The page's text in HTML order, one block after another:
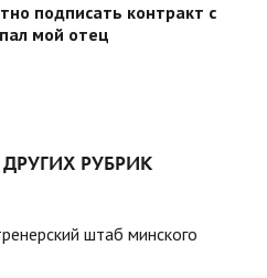
подписать контракт с
мой отец
РУБРИК
штаб минского